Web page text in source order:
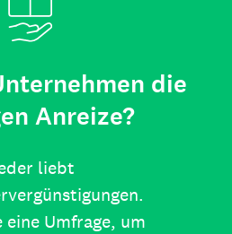
die
Anreize?
liebt
eine Umfrage, um